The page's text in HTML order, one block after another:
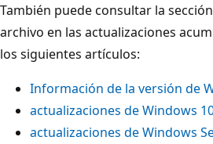
También puede consultar la
archivo en las actualizaciones
los siguientes artículos:
Información de la versión de
actualizaciones de Windows
actualizaciones de Windows